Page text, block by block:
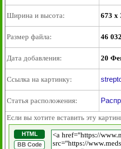
Ширина и высота: 673 x
Размер файла: 46 032
Дата добавления: 20
Ссылка на картинку:
Статья расположения:
Если вы хотите вставить эту
HTML
BB Code